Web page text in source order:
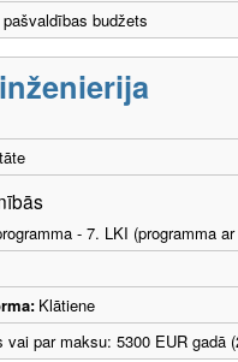
budžets
- 7. LKI (programma
Klātiene
vai par maksu: 5300 EUR gadā